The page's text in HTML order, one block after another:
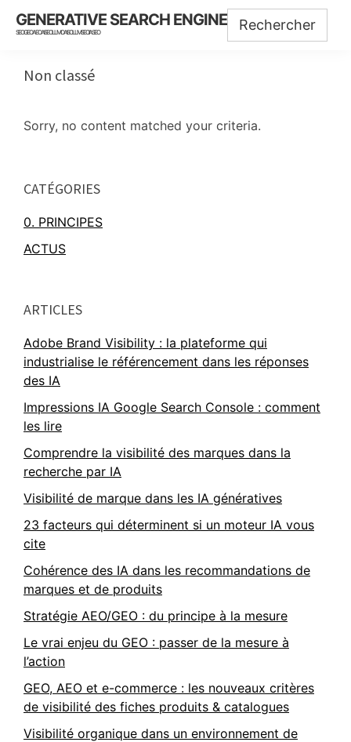
Skip
Skip
Skip
GENERATIVE SEARCH ENGINE
SEO GEO AEO AISEO LLMO AISO LLMSEO IASEO
Non classé
Sorry, no content matched your criteria.
Sidebar
CATÉGORIES
0. PRINCIPES
ACTUS
ARTICLES
Adobe Brand Visibility : la plateforme qui
industrialise le référencement dans les réponses
des IA
Impressions IA Google Search Console : comment
les lire
Comprendre la visibilité des marques dans la
recherche par IA
Visibilité de marque dans les IA génératives
23 facteurs qui déterminent si un moteur IA vous
cite
Cohérence des IA dans les recommandations de
marques et de produits
Stratégie AEO/GEO : du principe à la mesure
Le vrai enjeu du GEO : passer de la mesure à
l’action
GEO, AEO et e-commerce : les nouveaux critères
de visibilité des fiches produits & catalogues
Visibilité organique dans un environnement de